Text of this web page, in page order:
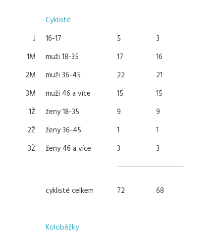
Cyklisté
J
16-17 5
3
1M
muži 18-35 17
16
2M
muži 36-45 22
21
3M
muži 46 a více 15
15
1Ž
ženy 18-35 9
9
2Ž
ženy 36-45 1
1
3Ž
ženy 46 a více 3 3
cyklisté celkem 72 68
Koloběžky